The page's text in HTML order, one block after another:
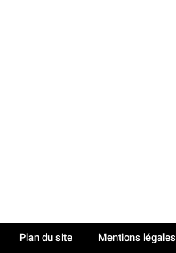
Plan du site Mentions légales